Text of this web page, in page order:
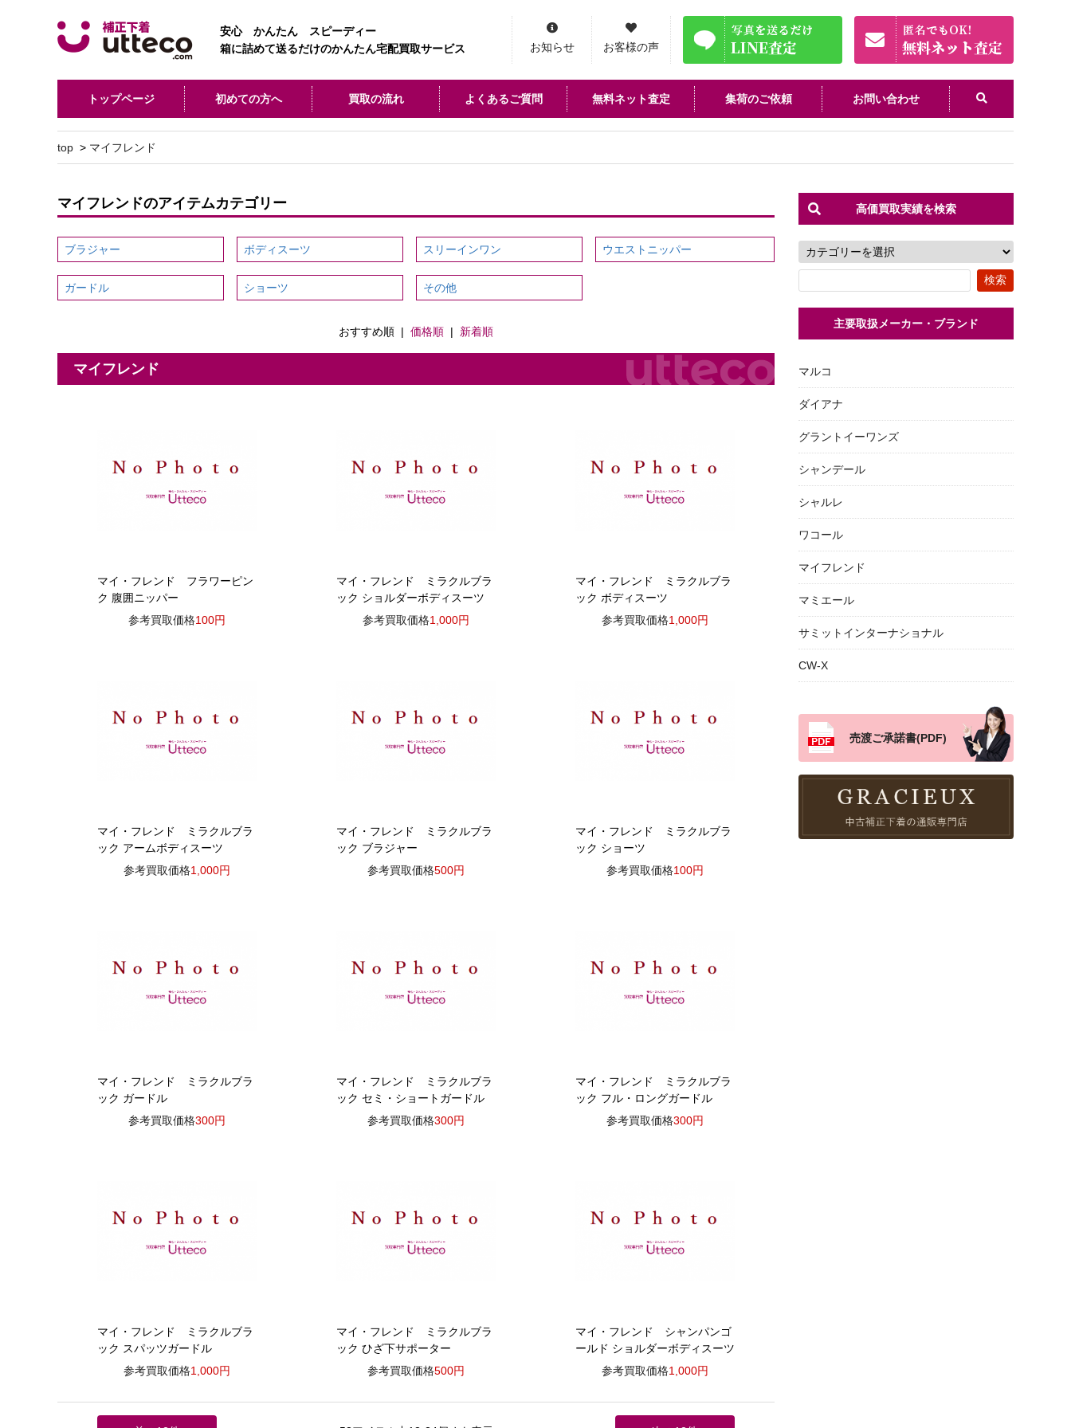
安心 かんたん スピーディー
箱に詰めて送るだけのかんたん宅配買取サービス
お知らせ お客様の声
トップページ 初めての方へ 買取の流れ よくあるご質問 無料ネット査定 集荷のご依頼 お問い合わせ
top > マイフレンド
マイフレンドのアイテムカテゴリー
ブラジャー ボディスーツ スリーインワン ウエストニッパー
ガードル ショーツ その他
おすすめ順 | 価格順 | 新着順
マイフレンド
マイ・フレンド フラワーピン
ク 腹囲ニッパー
参考買取価格100円
マイ・フレンド ミラクルブラ
ック ショルダーボディスーツ
参考買取価格1,000円
マイ・フレンド ミラクルブラ
ック ボディスーツ
参考買取価格1,000円
マイ・フレンド ミラクルブラ
ック アームボディスーツ
参考買取価格1,000円
マイ・フレンド ミラクルブラ
ック ブラジャー
参考買取価格500円
マイ・フレンド ミラクルブラ
ック ショーツ
参考買取価格100円
マイ・フレンド ミラクルブラ
ック ガードル
参考買取価格300円
マイ・フレンド ミラクルブラ
ック セミ・ショートガードル
参考買取価格300円
マイ・フレンド ミラクルブラ
ック フル・ロングガードル
参考買取価格300円
マイ・フレンド ミラクルブラ
ック スパッツガードル
参考買取価格1,000円
マイ・フレンド ミラクルブラ
ック ひざ下サポーター
参考買取価格500円
マイ・フレンド シャンパンゴ
ールド ショルダーボディスーツ
参考買取価格1,000円
高価買取実績を検索
主要取扱メーカー・ブランド
マルコ
ダイアナ
グラントイーワンズ
シャンデール
シャルレ
ワコール
マイフレンド
マミエール
サミットインターナショナル
CW-X
売渡ご承諾書(PDF)